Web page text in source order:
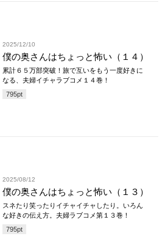
2025/12/10
僕の奥さんはちょっと怖い（１４）
累計６５万部突破！旅で互いをもう一度好きに
なる、夫婦イチャラブコメ１４巻！
795pt
2025/08/12
僕の奥さんはちょっと怖い（１３）
スネたり笑ったりイチャイチャしたり。いろん
な好きの伝え方。夫婦ラブコメ第１３巻！
795pt